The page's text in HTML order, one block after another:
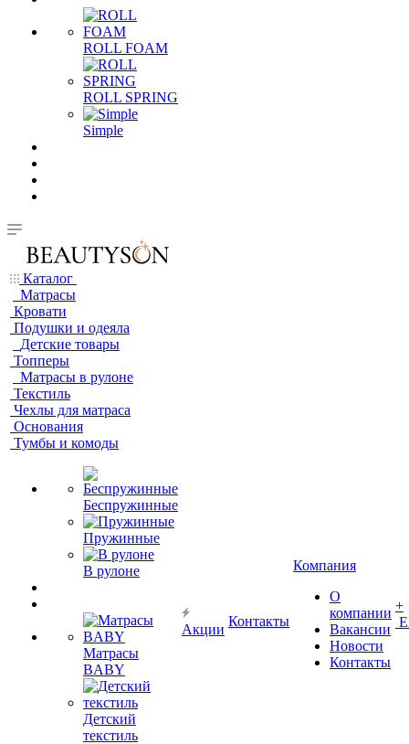
ROLL FOAM
ROLL SPRING
Simple
Каталог
Матрасы
Кровати
Подушки и одеяла
Детские товары
Топперы
Матрасы в рулоне
Текстиль
Чехлы для матраса
Основания
Тумбы и комоды
Беспружинные
Пружинные
В рулоне
Матрасы
BABY
Детский
текстиль
Акции
Контакты
Компания
О
компании
Вакансии
Новости
Контакты
+